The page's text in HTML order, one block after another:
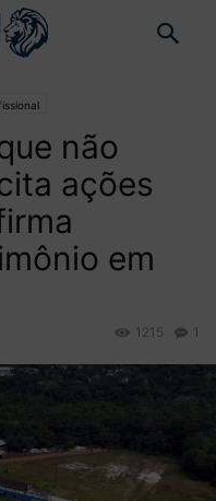
não
ações
em
1
1215